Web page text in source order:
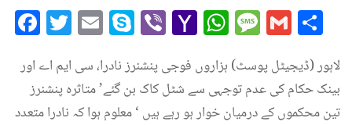
Facebook
Twitter
EmailSkype
ViberYahoo
Mail
لاہور (ڈیجیٹل پوسٹ) ہزاروں فوجی پنشنرز نادرا، سی ایم اے اور
بینک حکام کی عدم توجہی سے شٹل کاک بن گئے’ متاثرہ پنشنرز
تین محکموں کے درمیان خوار ہو رہے ہیں ‘ معلوم ہوا کہ نادرا متعدد